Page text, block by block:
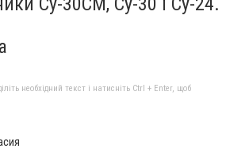
необхідний текст і натисніть Ctrl + Enter, щоб